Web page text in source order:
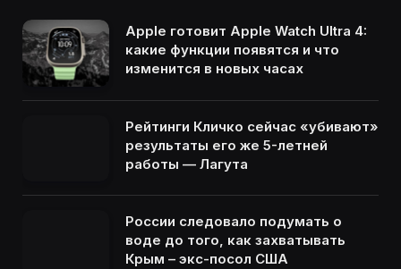
Apple готовит Apple Watch Ultra 4:
какие функции появятся и что
изменится в новых часах
Рейтинги Кличко сейчас «убивают»
результаты его же 5-летней
работы — Лагута
России следовало подумать о
воде до того, как захватывать
Крым – экс-посол США